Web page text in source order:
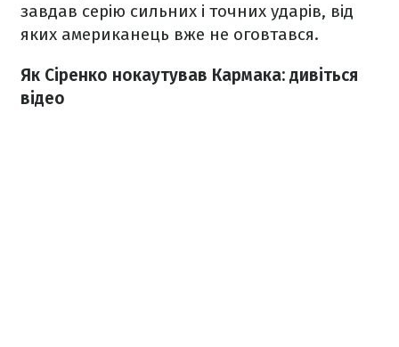
завдав серію сильних і точних ударів, від
яких американець вже не оговтався.
Як Сіренко нокаутував Кармака: дивіться
відео